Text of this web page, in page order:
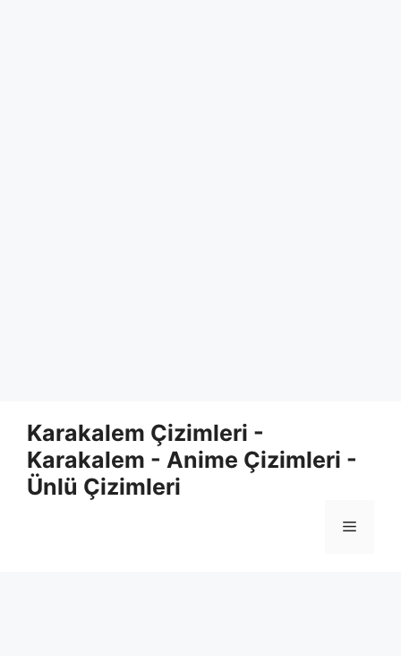
content
Karakalem Çizimleri -
Karakalem - Anime Çizimleri -
Ünlü Çizimleri
Menu